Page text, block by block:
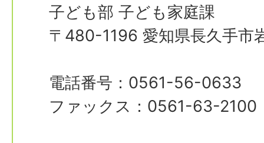
子ども部 子ども家庭課
〒480-1196 愛知県長久手市
電話番号：0561-56-0633
ファックス：0561-63-2100